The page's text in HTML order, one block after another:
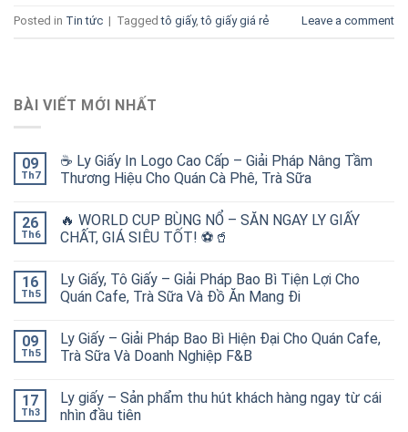
Posted in Tin tức | Taggedtô giấy,tô giấy giá rẻ Leave a comment
BÀI VIẾT MỚI NHẤT
09
Th7
☕ Ly Giấy In Logo Cao Cấp – Giải Pháp Nâng Tầm
Thương Hiệu Cho Quán Cà Phê, Trà Sữa
26
Th6
🔥 WORLD CUP BÙNG NỔ – SĂN NGAY LY GIẤY
CHẤT, GIÁ SIÊU TỐT! ⚽🥤
16
Th5
Ly Giấy, Tô Giấy – Giải Pháp Bao Bì Tiện Lợi Cho
Quán Cafe, Trà Sữa Và Đồ Ăn Mang Đi
09
Th5
Ly Giấy – Giải Pháp Bao Bì Hiện Đại Cho Quán Cafe,
Trà Sữa Và Doanh Nghiệp F&B
17
Th3
Ly giấy – Sản phẩm thu hút khách hàng ngay từ cái
nhìn đầu tiên